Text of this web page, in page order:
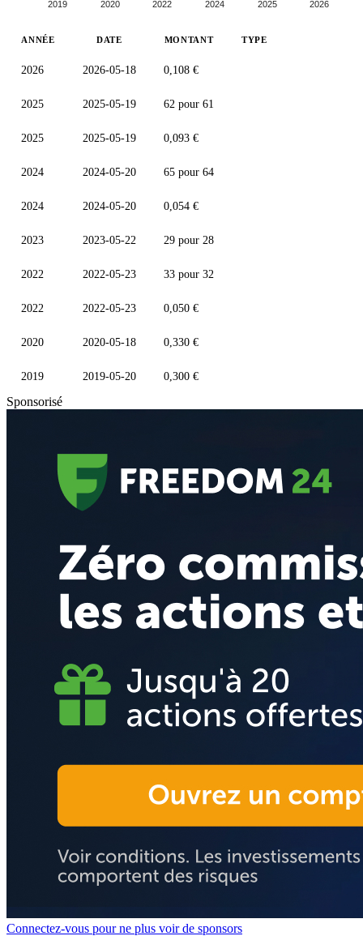
2019 2020 2022 2024 2025 2026
ANNÉE DATE MONTANT TYPE
2026 2026-05-18 0,108 €
2025 2025-05-19 62 pour 61
2025 2025-05-19 0,093 €
2024 2024-05-20 65 pour 64
2024 2024-05-20 0,054 €
2023 2023-05-22 29 pour 28
2022 2022-05-23 33 pour 32
2022 2022-05-23 0,050 €
2020 2020-05-18 0,330 €
2019 2019-05-20 0,300 €
Sponsorisé
Connectez-vous pour ne plus voir de sponsors